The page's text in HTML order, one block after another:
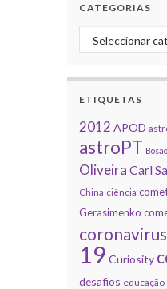
CATEGORIAS
Categorias
ETIQUETAS
2012 APOD
astroPT
Oliveira Carl
China ciência
Gerasimenko
coronavirus
19 Curiosity
desafios educação